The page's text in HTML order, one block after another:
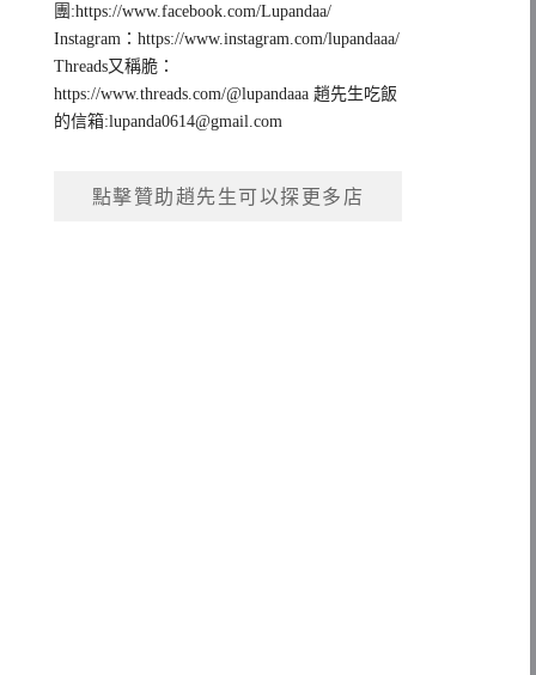
團:https://www.facebook.com/Lupandaa/
Instagram：https://www.instagram.com/lupandaaa/
Threads又稱脆：
https://www.threads.com/@lupandaaa 趙先生吃飯
的信箱:lupanda0614@gmail.com
點擊贊助趙先生可以探更多店